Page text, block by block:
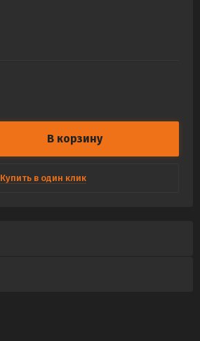
В корзину
Купить в один клик